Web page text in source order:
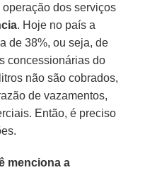
dos serviços
. Hoje no país a
de 38%, ou seja, de
concessionárias do
não são cobrados,
de vazamentos,
Então, é preciso
menciona a